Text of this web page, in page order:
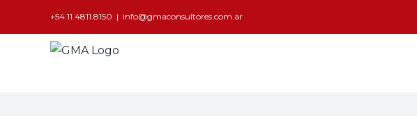
+54.11.4811.8150 | info@gmaconsultores.com.ar